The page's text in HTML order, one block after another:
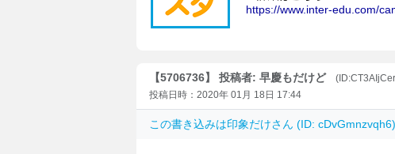
【5706736】 投稿者: 早慶もだけど
投稿日時：2020年 01月 18日 17:44
この書き込みは印象だけさん (ID: